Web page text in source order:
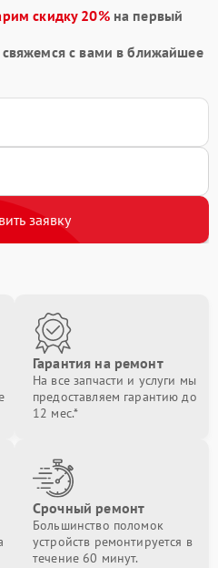
скидку 20%на первый
с вами в ближайшее
заявку
Гарантия на ремонт
На все запчасти и услуги мы
предоставляем гарантию до
12 мес.*
Срочный ремонт
Большинство поломок
устройств ремонтируется в
течение 60 минут.